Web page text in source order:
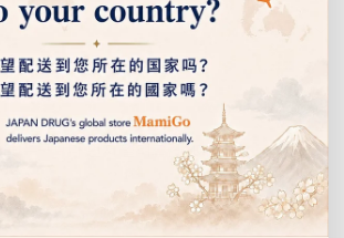
진 다스의 진한 우유감은 그대로. 호화로운 여
니다.
업
특징
을 누구보다 먼저 알려드립니다.